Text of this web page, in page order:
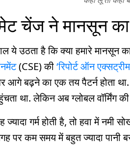
चेंज ने मानसून का
ये उठता है कि क्या हमारे मानसून
(CSE) की‘रिपोर्ट ऑन
बढ़ने का एक तय पैटर्न होता था.
था. लेकिन अब ग्लोबल वॉर्मिंग
गर्म होती है, तो हवा में नमी
पर कम समय में बहुत ज्यादा पानी